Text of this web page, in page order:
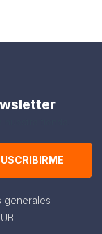
generales